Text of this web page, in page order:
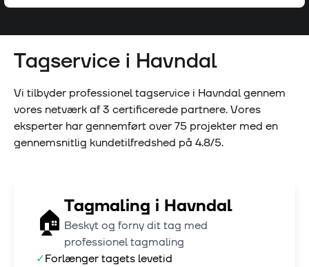
Tagservice i Havndal
Vi tilbyder professionel tagservice i Havndalgennem
vores netværk af3 certificerede partnere. Vores
eksperter har gennemført over75 projekter med en
gennemsnitlig kundetilfredshed på 4.8/5.
🏠 Tagmaling i Havndal
Beskyt og forny dit tag med
professionel tagmaling
✓Forlænger tagets levetid